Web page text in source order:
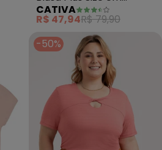
Algodão (Rosa Claro)
CATIVA
R$ 47,94R$ 79,90
-50%